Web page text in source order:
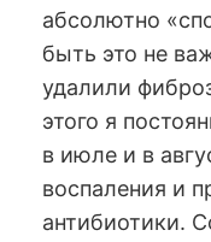
абсолютно
быть это не
удалили
этого я
в июле и в
воспаления и
антибиотики.